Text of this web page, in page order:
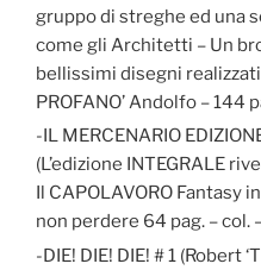
gruppo di streghe ed una
come gli Architetti – Un
bellissimi disegni realizzati
PROFANO’ Andolfo – 144
-IL MERCENARIO
(L’edizione INTEGRALE
Il CAPOLAVORO Fantasy
non perdere 64 pag. – col.
-DIE! DIE! DIE! # 1 (Robert